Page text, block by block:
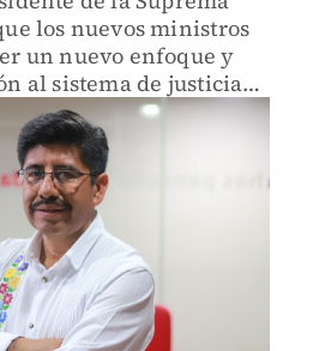
los nuevos ministros
un nuevo enfoque y
al sistema de justicia